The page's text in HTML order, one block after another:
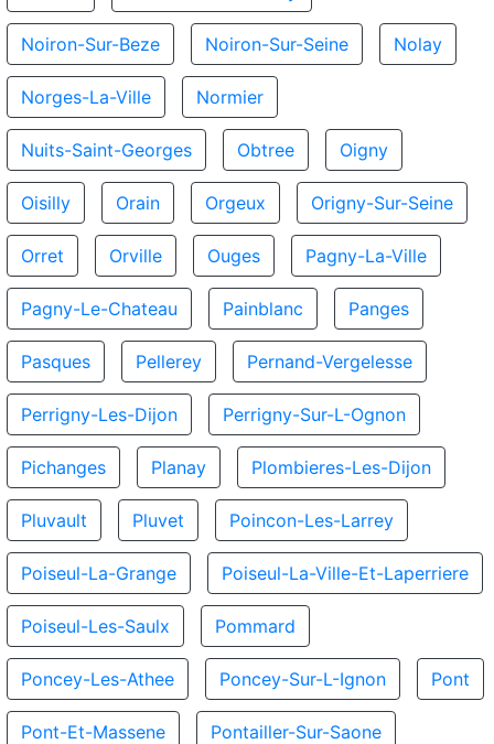
Noiron-Sur-Beze Noiron-Sur-Seine Nolay
Norges-La-Ville Normier
Nuits-Saint-Georges Obtree Oigny
Oisilly Orain Orgeux Origny-Sur-Seine
Orret Orville Ouges Pagny-La-Ville
Pagny-Le-Chateau Painblanc Panges
Pasques Pellerey Pernand-Vergelesse
Perrigny-Les-Dijon Perrigny-Sur-L-Ognon
Pichanges Planay Plombieres-Les-Dijon
Pluvault Pluvet Poincon-Les-Larrey
Poiseul-La-Grange Poiseul-La-Ville-Et-Laperriere
Poiseul-Les-Saulx Pommard
Poncey-Les-Athee Poncey-Sur-L-Ignon Pont
Pont-Et-Massene Pontailler-Sur-Saone